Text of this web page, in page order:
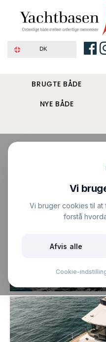
DK
BRUGTE BÅDE
NYE BÅDE